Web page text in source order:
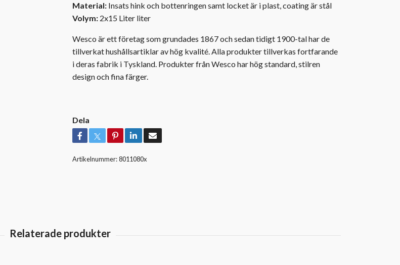
Material: Insats hink och bottenringen samt locket är i plast, coating är stål
Volym: 2x15 Liter liter
Wesco är ett företag som grundades 1867 och sedan tidigt 1900-tal har de
tillverkat hushållsartiklar av hög kvalité. Alla produkter tillverkas fortfarande
i deras fabrik i Tyskland. Produkter från Wesco har hög standard, stilren
design och fina färger.
Dela
Artikelnummer:8011080x